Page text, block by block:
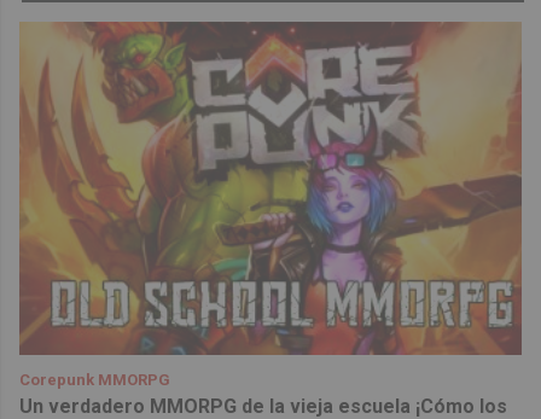
Corepunk MMORPG
Un verdadero MMORPG de la vieja escuela ¡Cómo los